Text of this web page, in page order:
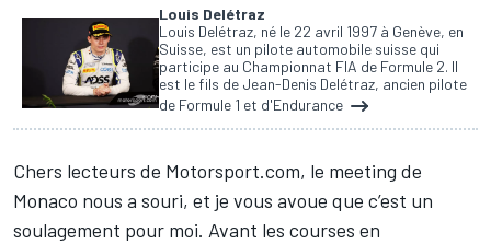
Louis Delétraz
Louis Delétraz, né le 22 avril 1997 à Genève, en
Suisse, est un pilote automobile suisse qui
participe au Championnat FIA de Formule 2. Il
est le fils de Jean-Denis Delétraz, ancien pilote
de Formule 1 et d'Endurance
Chers lecteurs de Motorsport.com, le meeting de
Monaco nous a souri, et je vous avoue que c’est un
soulagement pour moi. Avant les courses en